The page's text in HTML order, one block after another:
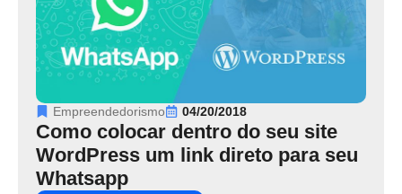
Empreendedorismo 04/20/2018
Como colocar dentro do seu site
WordPress um link direto para seu
Whatsapp